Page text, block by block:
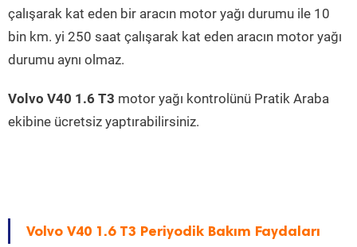
çalışarak kat eden bir aracın motor yağı durumu ile 10
bin km. yi 250 saat çalışarak kat eden aracın motor yağı
durumu aynı olmaz.
Volvo V40 1.6 T3 motor yağı kontrolünü Pratik Araba
ekibine ücretsiz yaptırabilirsiniz.
Volvo V40 1.6 T3 Periyodik Bakım Faydaları